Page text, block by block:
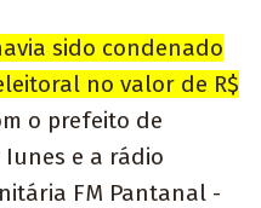
sido condenado
no valor de R$
o prefeito de
e a rádio
FM Pantanal -